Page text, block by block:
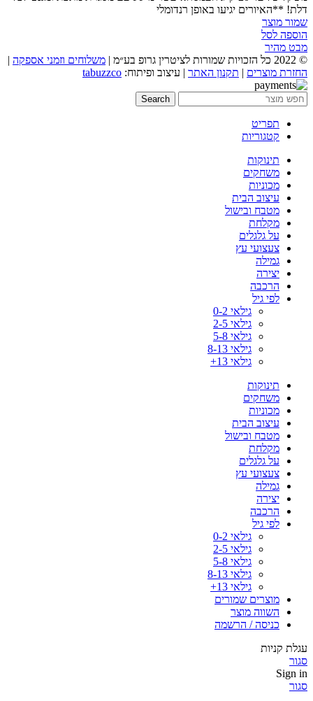
דלת! **האיורים יגיעו באופן רנדומלי
שמור מוצר
הוספה לסל
מבט מהיר
© 2022 כל הזכויות שמורות לציטרין גרופ בע״מ |
משלוחים וזמני אספקה |
החזרת מוצרים | תקנון האתר | עיצוב ופיתוח: tabuzzco
Search
תפריט
קטגוריות
תינוקות
משחקים
מכוניות
עיצוב הבית
מטבח ובישול
מקלחת
על גלגלים
צעצועי עץ
גמילה
יצירה
הרכבה
לפי גיל
גילאי 0-2
גילאי 2-5
גילאי 5-8
גילאי 8-13
גילאי 13+
תינוקות
משחקים
מכוניות
עיצוב הבית
מטבח ובישול
מקלחת
על גלגלים
צעצועי עץ
גמילה
יצירה
הרכבה
לפי גיל
גילאי 0-2
גילאי 2-5
גילאי 5-8
גילאי 8-13
גילאי 13+
מוצרים שמורים
השווה מוצר
כניסה / הרשמה
עגלת קניות
סגור
Sign in
סגור